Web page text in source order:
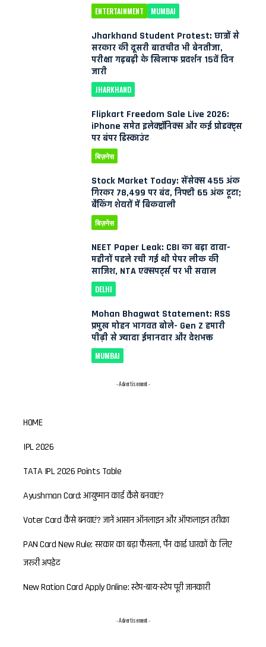
ENTERTAINMENT MUMBAI
Jharkhand Student Protest: छात्रों से
सरकार की दूसरी बातचीत भी बेनतीजा,
परीक्षा गड़बड़ी के खिलाफ प्रदर्शन 15वें दिन
जारी
JHARKHAND
Flipkart Freedom Sale Live 2026:
iPhone समेत इलेक्ट्रॉनिक्स और कई प्रोडक्ट्स
पर बंपर डिस्काउंट
बिज़नेस
Stock Market Today: सेंसेक्स 455 अंक
गिरकर 78,499 पर बंद, निफ्टी 65 अंक टूटा;
बैंकिंग शेयरों में बिकवाली
बिज़नेस
NEET Paper Leak: CBI का बड़ा दावा-
महीनों पहले रची गई थी पेपर लीक की
साजिश, NTA एक्सपर्ट्स पर भी सवाल
DELHI
Mohan Bhagwat Statement: RSS
प्रमुख मोहन भागवत बोले- Gen Z हमारी
पीढ़ी से ज्यादा ईमानदार और देशभक्त
MUMBAI
- Advertisement -
HOME
IPL 2026
TATA IPL 2026 Points Table
Ayushman Card: आयुष्मान कार्ड कैसे बनवाएं?
Voter Card कैसे बनवाएं? जानें आसान ऑनलाइन और ऑफलाइन तरीका
PAN Card New Rule: सरकार का बड़ा फैसला, पैन कार्ड धारकों के लिए
जरूरी अपडेट
New Ration Card Apply Online: स्टेप-बाय-स्टेप पूरी जानकारी
- Advertisement -